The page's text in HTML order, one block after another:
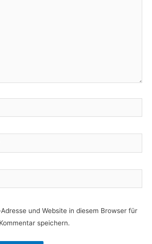
und Website in diesem Browser für
speichern.